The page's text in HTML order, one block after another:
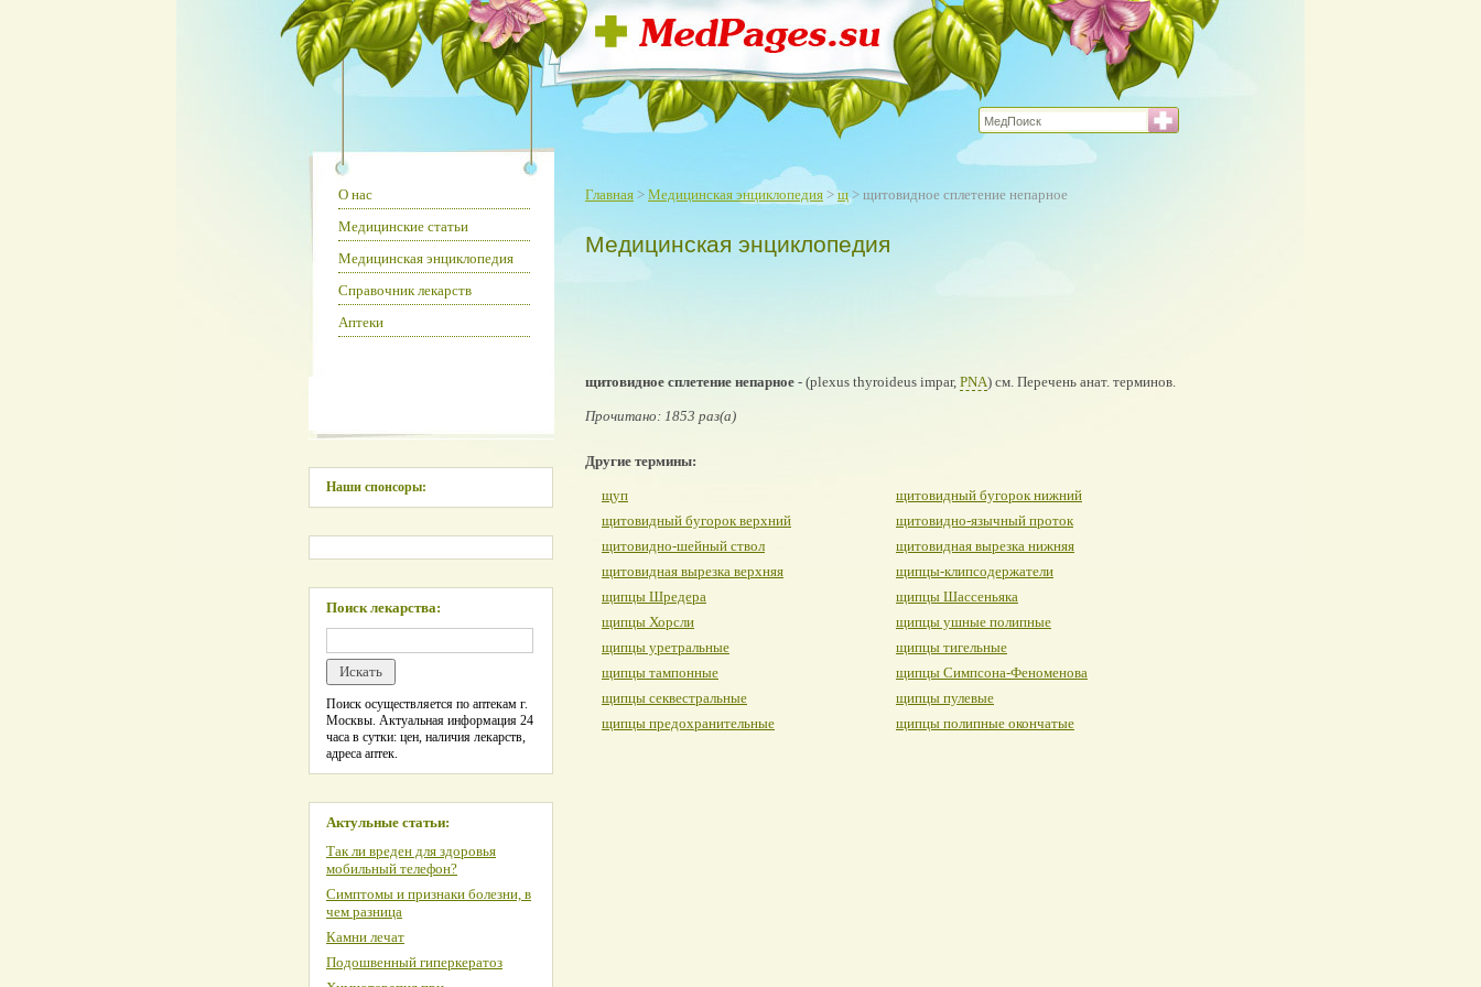
Главная > Медицинская энциклопедия > щ> щитовидное сплетение непарное
Медицинская энциклопедия
щитовидное сплетение непарное - (plexus thyroideus impar, PNA) см. Перечень анат. терминов.
Прочитано: 1853 раз(а)
Другие термины:
щуп
щитовидный бугорок нижний
щитовидный бугорок верхний
щитовидно-язычный проток
щитовидно-шейный ствол
щитовидная вырезка нижняя
щитовидная вырезка верхняя
щипцы-клипсодержатели
щипцы Шредера
щипцы Шассеньяка
щипцы Хорсли
щипцы ушные полипные
щипцы уретральные
щипцы тигельные
щипцы тампонные
щипцы Симпсона-Феноменова
щипцы секвестральные
щипцы пулевые
щипцы предохранительные
щипцы полипные окончатые
О нас
Медицинские статьи
Медицинская энциклопедия
Справочник лекарств
Аптеки
Наши спонсоры:
Поиск лекарства:
Поиск осуществляется по аптекам г.
Москвы. Актуальная информация 24
часа в сутки: цен, наличия лекарств,
адреса аптек.
Актульные статьи:
Так ли вреден для здоровья
мобильный телефон?
Симптомы и признаки болезни, в
чем разница
Камни лечат
Подошвенный гиперкератоз